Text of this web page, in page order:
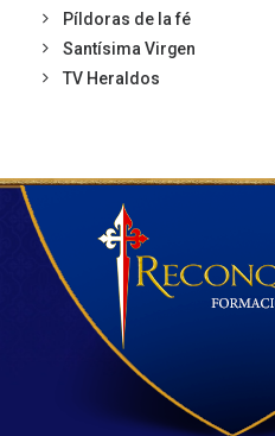
Píldoras de la fé
Santísima Virgen
TV Heraldos